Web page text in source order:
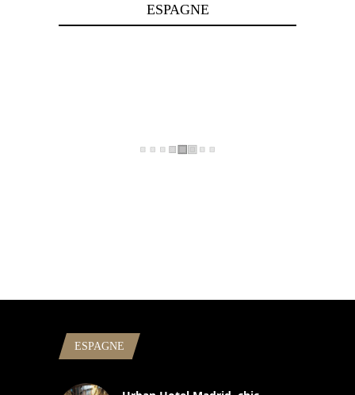
ESPAGNE
ESPAGNE